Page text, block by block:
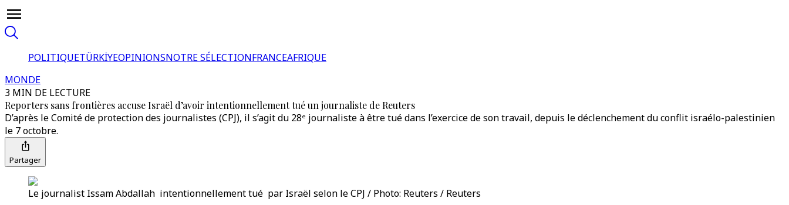
POLITIQUETÜRKİYEOPINIONSNOTRE SÉLECTIONFRANCEAFRIQUE
MONDE
3 MIN DE LECTURE
Reporters sans frontières accuse Israël d’avoir intentionnellement tué un journaliste de Reuters
D’après le Comité de protection des journalistes (CPJ), il s’agit du 28ᵉ journaliste à être tué dans l’exercice de son travail, depuis le déclenchement du conflit israélo-palestinien
le 7 octobre.
Partager
Le journalist Issam Abdallah intentionnellement tué par Israël selon le CPJ / Photo: Reuters / Reuters